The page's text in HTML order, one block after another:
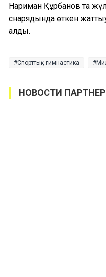
Нариман Құрбанов та
снарядында өткен
алды.
Спорттық гимнастика
НОВОСТИ